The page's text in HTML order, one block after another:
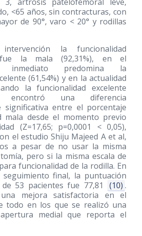
<65 años, sin contracturas, con
de 90°, varo < 20° y rodillas
la funcionalidad
fue la mala (92,31%), en el
inmediato predomina la
(61,54%) y en la actualidad
la funcionalidad excelente
encontró una diferencia
significativa entre el porcentaje
mala desde el momento previo
(Z=17,65; p=0,0001 < 0,05),
el estudio Shiju Majeed A et al,
a pesar de no usar la misma
pero si la misma escala de
funcionalidad de la rodilla. En
final, la puntuación
de 53 pacientes fue 77,81
(10) .
una mejora satisfactoria en el
todo en los que se realizó una
medial que reporta el